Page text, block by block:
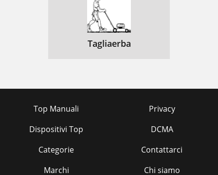
Tagliaerba
Top Manuali
Dispositivi Top
Categorie
Marchi
Privacy
DCMA
Contattarci
Chi siamo